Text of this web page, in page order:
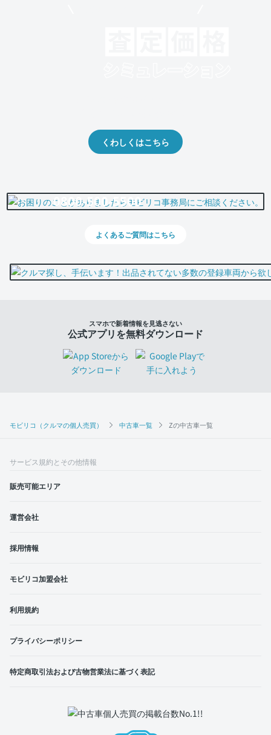
モビリコ（クルマの個人売買） 中古車一覧 Zの中古車一覧
くわしくはこちら
0800-500-5500
よくあるご質問はこちら
スマホで新着情報を見逃さない
公式アプリを無料ダウンロード
サービス規約とその他情報
販売可能エリア
運営会社
採用情報
モビリコ加盟会社
利用規約
プライバシーポリシー
特定商取引法および古物営業法に基づく表記